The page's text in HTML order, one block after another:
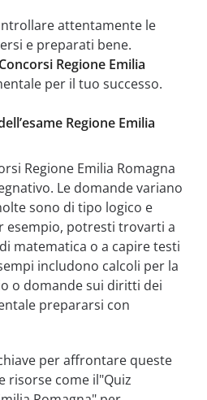
attentamente le
e preparati bene.
Regione Emilia
per il tuo successo.
Regione Emilia
Regione Emilia Romagna
Le domande variano
sono di tipo logico e
esempio, potresti trovarti a
matematica o a capire testi
includono calcoli per la
o domande sui diritti dei
prepararsi con
per affrontare queste
risorse come il"Quiz